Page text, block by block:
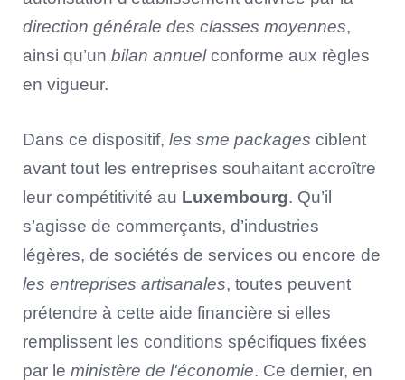
direction générale des classes moyennes,
ainsi qu’un bilan annuelconforme aux règles
en vigueur.
Dans ce dispositif, les sme packages ciblent
avant tout les entreprises souhaitant accroître
leur compétitivité au Luxembourg. Qu’il
s’agisse de commerçants, d’industries
légères, de sociétés de services ou encore de
les entreprises artisanales, toutes peuvent
prétendre à cette aide financière si elles
remplissent les conditions spécifiques fixées
par le ministère de l'économie. Ce dernier, en